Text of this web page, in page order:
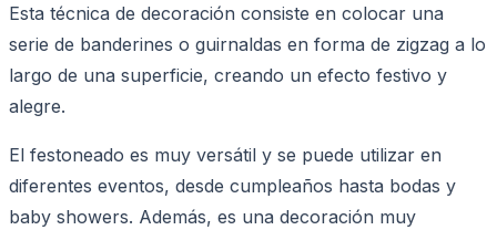
Esta técnica de decoración consiste en colocar una
serie de banderines o guirnaldas en forma de zigzag a lo
largo de una superficie, creando un efecto festivo y
alegre.
El festoneado es muy versátil y se puede utilizar en
diferentes eventos, desde cumpleaños hasta bodas y
baby showers. Además, es una decoración muy